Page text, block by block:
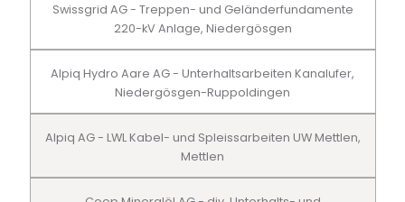
Swissgrid AG - Treppen- und Geländerfundamente
220-kV Anlage, Niedergösgen
Alpiq Hydro Aare AG - Unterhaltsarbeiten Kanalufer,
Niedergösgen-Ruppoldingen
Alpiq AG - LWL Kabel- und Spleissarbeiten UW Mettlen,
Mettlen